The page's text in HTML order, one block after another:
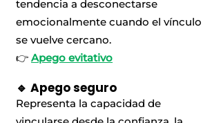
tendencia a desconectarse
emocionalmente cuando el vínculo
se vuelve cercano.
👉 Apego evitativo
🔹 Apego seguro
Representa la capacidad de